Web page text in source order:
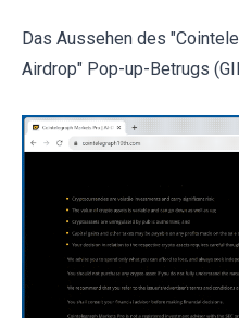
Das Aussehen des
Airdrop" Pop-up-Betrugs